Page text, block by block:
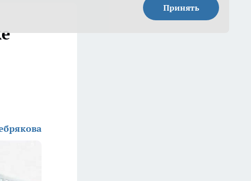
Принять